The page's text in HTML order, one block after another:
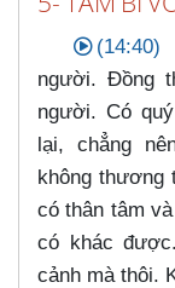
(14:40)
người. Đồng
người. Có
lại, chẳng
không
có thân tâm
có khác
cảnh mà thôi.